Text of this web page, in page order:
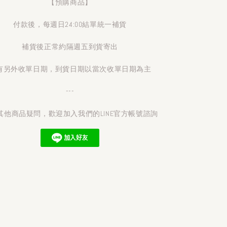
【預購商品】
付款後，每週日24:00結單統一補貨
補貨後正常約隔週五到貨寄出
另外收單日期，到貨日期以當次收單日期為主
---
他商品疑問，歡迎加入我們的LINE官方帳號諮詢